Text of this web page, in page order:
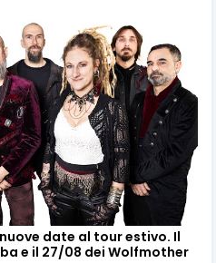
date al tour estivo. Il
e il 27/08 dei Wolfmother